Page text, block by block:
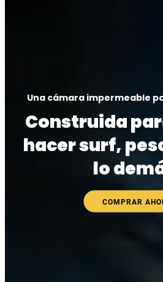
Una cámara impermeable
Construida
hacer surf,
lo
COMPRAR